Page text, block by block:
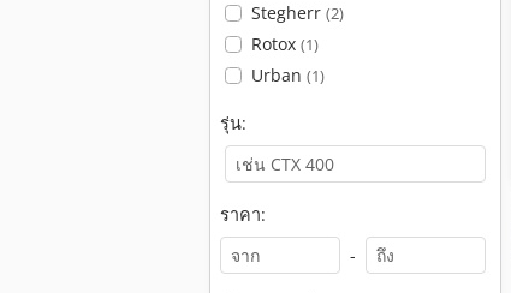
Stegherr (2)
Rotox (1)
Urban (1)
รุ่น:
ราคา:
-